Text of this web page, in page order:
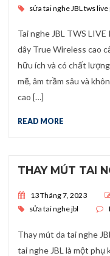
sửa tai nghe JBL tws live
Tai nghe JBL TWS
dây True Wireless cao
hữu ích và có chất
mẽ, âm trầm sâu và
cao […]
READ MORE
THAY MÚT TAI
Posted on
13 Tháng 7, 2023
sửa tai nghe jbl
Thay mút da tai nghe
tai nghe JBL là một phụ